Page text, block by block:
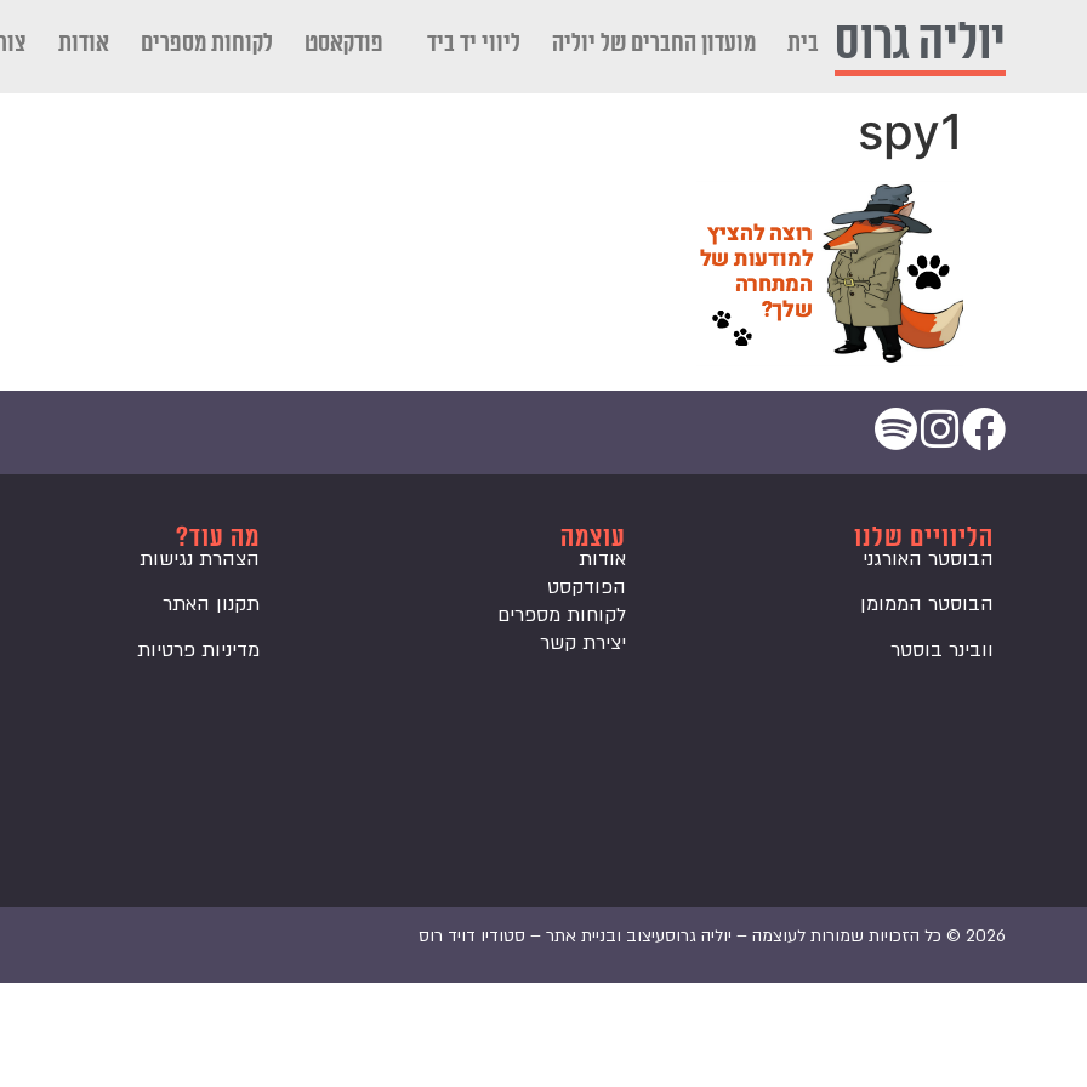
יוליה גרוס בית מועדון החברים של יוליה ליווי יד ביד פודקאסט לקוחות מספרים אודות
spy1
הליוויים שלנו
הבוסטר האורגני
הבוסטר הממומן
וובינר בוסטר
עוצמה
אודות
הפודקסט
לקוחות מספרים
יצירת קשר
מה עוד?
הצהרת נגישות
תקנון האתר
מדיניות פרטיות
2026 © כל הזכויות שמורות לעוצמה – יוליה גרוס עיצוב ובניית אתר – סטודיו דויד רוס